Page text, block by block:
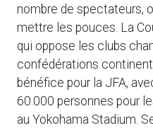
nombre de spectateurs,
mettre les pouces. La
qui oppose les clubs
confédérations
bénéfice pour la JFA,
60.000 personnes pour
au Yokohama Stadium.